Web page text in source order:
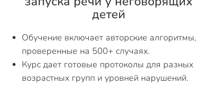
детей
Обучение включает авторские алгоритмы,
проверенные на 500+ случаях.
Курс дает готовые протоколы для разных
возрастных групп и уровней нарушений.